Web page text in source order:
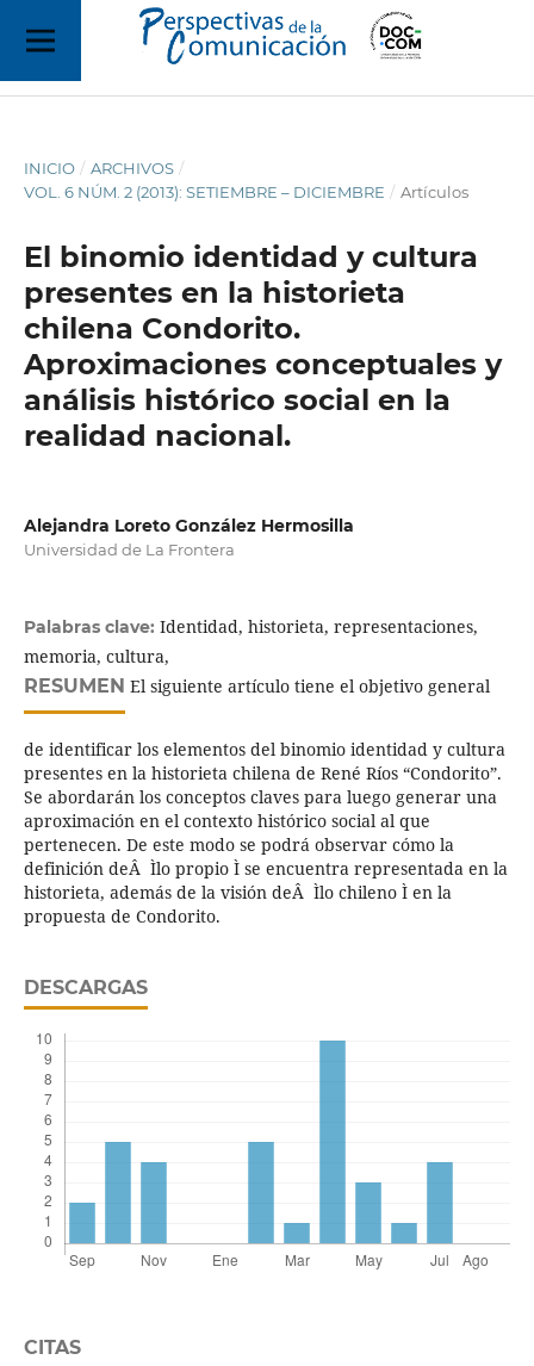
INICIO / ARCHIVOS /
VOL. 6 NÚM. 2 (2013): SETIEMBRE – DICIEMBRE / Artículos
El binomio identidad y cultura
presentes en la historieta
chilena Condorito.
Aproximaciones conceptuales y
análisis histórico social en la
realidad nacional.
Alejandra Loreto González Hermosilla
Universidad de La Frontera
Palabras clave: Identidad, historieta, representaciones,
memoria, cultura,
RESUMEN El siguiente artículo tiene el objetivo general
de identificar los elementos del binomio identidad y cultura
presentes en la historieta chilena de René Ríos “Condorito”.
Se abordarán los conceptos claves para luego generar una
aproximación en el contexto histórico social al que
pertenecen. De este modo se podrá observar cómo la
definición deÂ Ìlo propio Ì se encuentra representada en la
historieta, además de la visión deÂ Ìlo chileno Ì en la
propuesta de Condorito.
DESCARGAS
CITAS